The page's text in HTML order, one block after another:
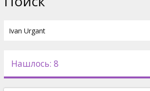
Новости
Нашлось: 8